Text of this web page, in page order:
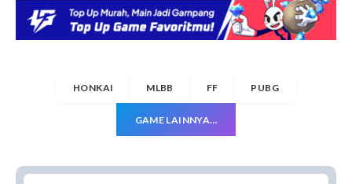
HONKAI MLBB FF PUBG
GAME LAINNYA…